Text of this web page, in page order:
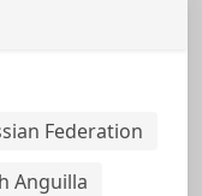
Federation
Anguilla